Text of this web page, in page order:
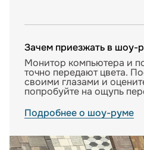
Зачем приезжать в шоу-
Монитор компьютера и
точно передают цвета.
своими глазами и
попробуйте на ощупь
Подробнее о шоу-руме